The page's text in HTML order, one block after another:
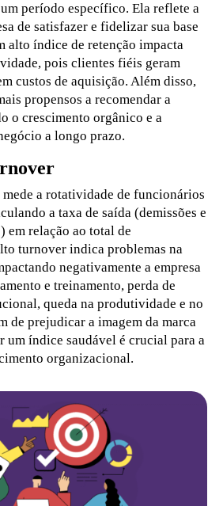
período específico. Ela reflete a
de satisfazer e fidelizar sua base
alto índice de retenção impacta
pois clientes fiéis geram
custos de aquisição. Além disso,
propensos a recomendar a
o crescimento orgânico e a
a longo prazo.
a rotatividade de funcionários
a taxa de saída (demissões e
em relação ao total de
turnover indica problemas na
negativamente a empresa
e treinamento, perda de
queda na produtividade e no
de prejudicar a imagem da marca
um índice saudável é crucial para a
organizacional.